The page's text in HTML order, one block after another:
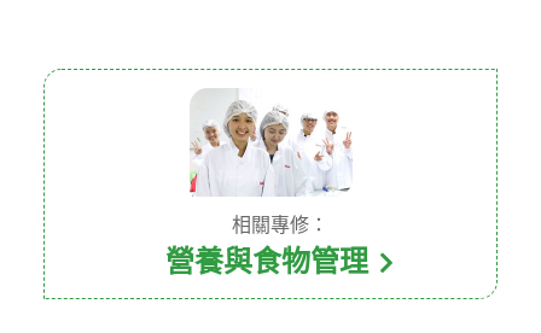
相關專修：
營養與食物管理